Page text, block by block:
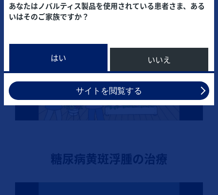
糖尿病黄斑浮腫の治療
あなたはノバルティス製品を使用されている患者さま、ある
いはそのご家族ですか？
はい いいえ
サイトを閲覧する